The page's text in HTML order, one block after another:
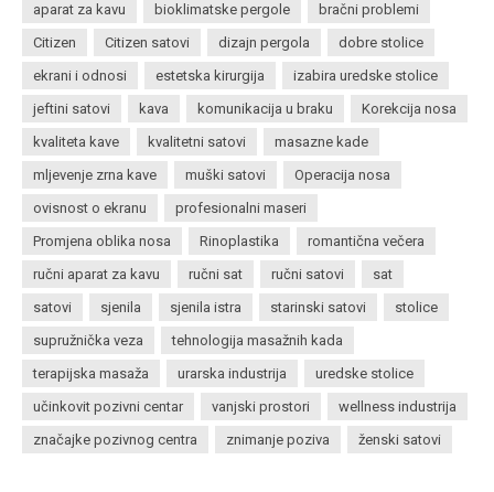
aparat za kavu bioklimatske pergole
bračni problemi
Citizen
Citizen satovi dizajn pergola
dobre stolice
ekrani i odnosi
estetska kirurgija
izabira uredske stolice
jeftini satovi
kava komunikacija u braku
Korekcija nosa
kvaliteta kave
kvalitetni satovi
masazne kade
mljevenje zrna kave
muški satovi
Operacija nosa
ovisnost o ekranu
profesionalni maseri
Promjena oblika nosa
Rinoplastika
romantična večera
ručni aparat za kavu
ručni sat ručni satovi
sat
satovi
sjenila sjenila istra starinski satovi
stolice
supružnička veza
tehnologija masažnih kada
terapijska masaža
urarska industrija
uredske stolice
učinkovit pozivni centar
vanjski prostori
wellness industrija
značajke pozivnog centra
znimanje poziva ženski satovi